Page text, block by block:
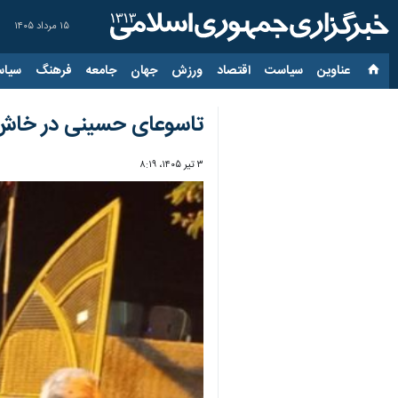
۱۵ مرداد ۱۴۰۵
عناوین‌ سیاست اقتصاد ورزش جهان جامعه فرهنگ
تاسوعای حسینی در
۳ تیر ۱۴۰۵، ۸:۱۹